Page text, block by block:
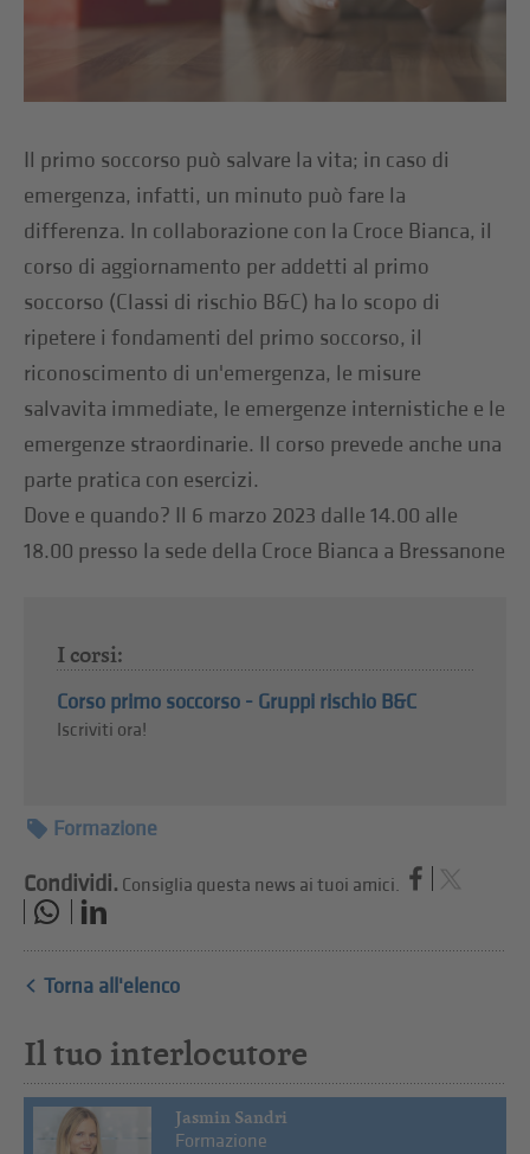
Il primo soccorso può salvare la vita; in caso di
emergenza, infatti, un minuto può fare la
differenza. In collaborazione con la Croce Bianca, il
corso di aggiornamento per addetti al primo
soccorso (Classi di rischio B&C) ha lo scopo di
ripetere i fondamenti del primo soccorso, il
riconoscimento di un'emergenza, le misure
salvavita immediate, le emergenze internistiche e le
emergenze straordinarie. Il corso prevede anche una
parte pratica con esercizi.
Dove e quando? Il 6 marzo 2023 dalle 14.00 alle
18.00 presso la sede della Croce Bianca a Bressanone
I corsi:
Corso primo soccorso - Gruppi rischio B&C
Iscriviti ora!
Formazione
Condividi. Consiglia questa news ai tuoi amici.
Torna all'elenco
Il tuo interlocutore
Jasmin Sandri
Formazione